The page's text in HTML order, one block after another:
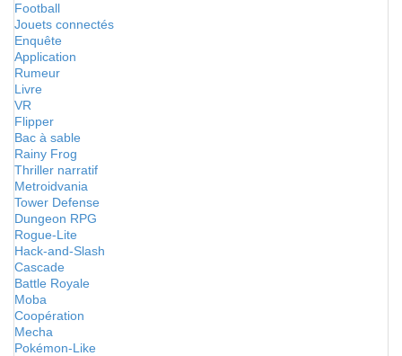
Football
Jouets connectés
Enquête
Application
Rumeur
Livre
VR
Flipper
Bac à sable
Rainy Frog
Thriller narratif
Metroidvania
Tower Defense
Dungeon RPG
Rogue-Lite
Hack-and-Slash
Cascade
Battle Royale
Moba
Coopération
Mecha
Pokémon-Like